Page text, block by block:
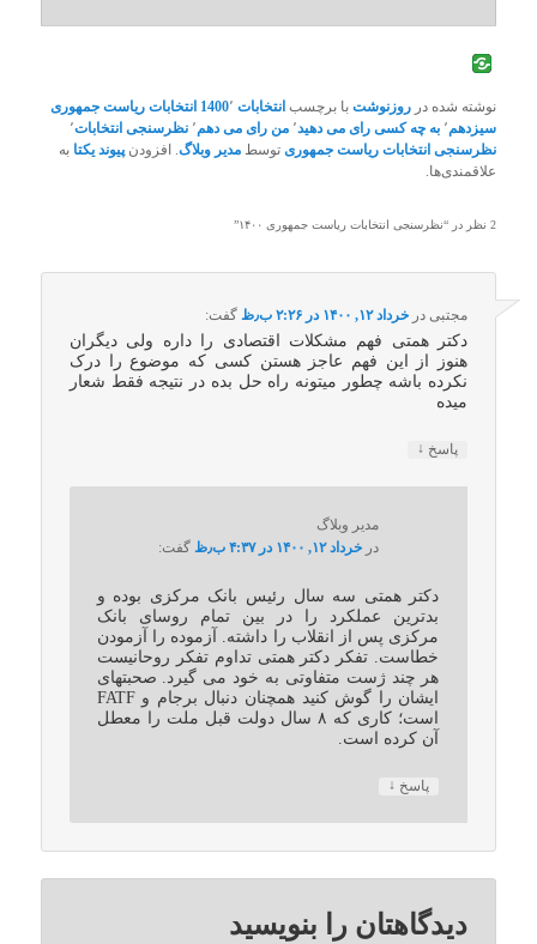
نوشته شده درروزنوشت با برچسبانتخابات 1400 ٬
انتخابات ریاست جمهوری
سیزدهم٬ به چه کسی رای می دهید٬ من رای می دهم٬ نظرسنجی انتخابات٬
نظرسنجی انتخابات ریاست جمهوری توسطمدیر وبلاگ. افزودنپیوند یکتا به
علاقمندی‌ها.
2 نظر در “ نظرسنجی انتخابات ریاست جمهوری ۱۴۰۰ ”
مجتبیدر خرداد ۱۲, ۱۴۰۰ در ۲:۲۶ ب٫ظ گفت:
دکتر همتی فهم مشکلات اقتصادی را داره ولی دیگران
هنوز از این فهم عاجز هستن کسی که موضوع را درک
نکرده باشه چطور میتونه راه حل بده در نتیجه فقط شعار
میده
پاسخ ↓
مدیر وبلاگ
در خرداد ۱۲, ۱۴۰۰ در ۴:۳۷ ب٫ظ گفت:
دکتر همتی سه سال رئیس بانک مرکزی بوده و
بدترین عملکرد را در بین تمام روسای بانک
مرکزی پس از انقلاب را داشته. آزموده را آزمودن
خطاست. تفکر دکتر همتی تداوم تفکر روحانیست
هر چند ژست متفاوتی به خود می گیرد. صحبتهای
ایشان را گوش کنید همچنان دنبال برجام و FATF
است؛ کاری که ۸ سال دولت قبل ملت را معطل
آن کرده است.
پاسخ ↓
دیدگاهتان را بنویسید